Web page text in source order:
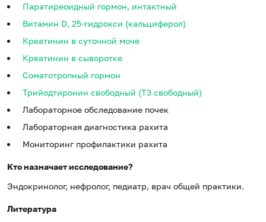
Паратиреоидный гормон, интактный
Витамин D, 25-гидрокси (кальциферол)
Креатинин в суточной моче
Креатинин в сыворотке
Соматотропный гормон
Трийодтиронин свободный (Т3 свободный)
Лабораторное обследование почек
Лабораторная диагностика рахита
Мониторинг профилактики рахита
Кто назначает исследование?
Эндокринолог, нефролог, педиатр, врач общей практики.
Литература